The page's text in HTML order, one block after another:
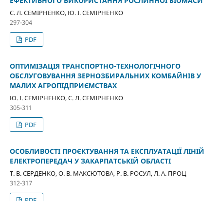
С. Л. СЕМІРНЕНКО, Ю. І. СЕМІРНЕНКО
297-304
PDF
ОПТИМІЗАЦІЯ ТРАНСПОРТНО-ТЕХНОЛОГІЧНОГО
ОБСЛУГОВУВАННЯ ЗЕРНОЗБИРАЛЬНИХ КОМБАЙНІВ У
МАЛИХ АГРОПІДПРИЄМСТВАХ
Ю. І. СЕМІРНЕНКО, С. Л. СЕМІРНЕНКО
305-311
PDF
ОСОБЛИВОСТІ ПРОЄКТУВАННЯ ТА ЕКСПЛУАТАЦІЇ ЛІНІЙ
ЕЛЕКТРОПЕРЕДАЧ У ЗАКАРПАТСЬКІЙ ОБЛАСТІ
Т. В. СЕРДЕНКО, О. В. МАКСЮТОВА, Р. В. РОСУЛ, Л. А. ПРОЦ
312-317